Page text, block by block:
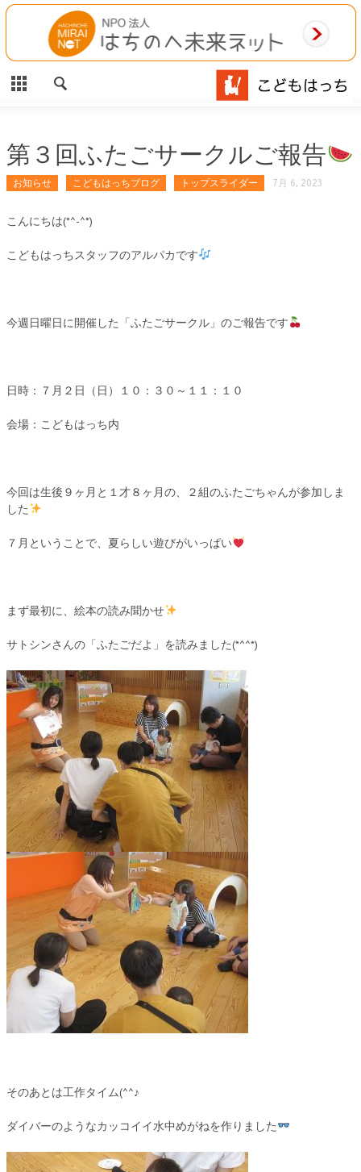
CLOSE
HOME
施設案内
相談事業
MAP
お問合わせ
第３回ふたごサークルご報告
お知らせ こどもはっちブログ トップスライダー 7月 6, 2023
こんにちは(*^-^*)
こどもはっちスタッフのアルパカです
今週日曜日に開催した「ふたごサークル」のご報告です
日時：７月２日（日）１０：３０～１１：１０
会場：こどもはっち内
今回は生後９ヶ月と１才８ヶ月の、２組のふたごちゃんが参加しま
した
７月ということで、夏らしい遊びがいっぱい
まず最初に、絵本の読み聞かせ
サトシンさんの「ふたごだよ」を読みました(*^^*)
そのあとは工作タイム(^^♪
ダイバーのようなカッコイイ水中めがねを作りました